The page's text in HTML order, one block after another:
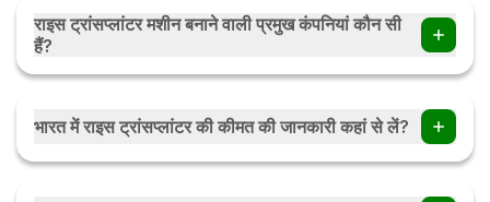
पूरी जानकारी मिल जाएगी।
राइस ट्रांसप्लांटर मशीन बनाने वाली प्रमुख कंपनियां कौन सी
हैं?
महिंद्रा, वीएसटी, यानमार और खेदुत जैसी कंपनियां इस क्षेत्र में लोकप्रिय और
भारत में राइस ट्रांसप्लांटर की कीमत की जानकारी कहां से लें?
ट्रैक्टर ज्ञान वेबसाइट पर आपको राइस ट्रांसप्लांटर की लेटेस्ट प्राइस लिस्ट